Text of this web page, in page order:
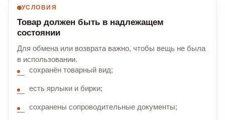
УСЛОВИЯ
Товар должен быть в надлежащем
состоянии
Для обмена или возврата важно, чтобы вещь не была
в использовании.
сохранён товарный вид;
есть ярлыки и бирки;
сохранены сопроводительные документы;